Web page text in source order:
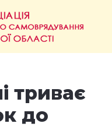
триває
до